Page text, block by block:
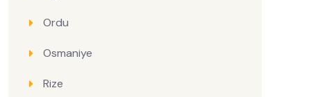
Ordu
Osmaniye
Rize